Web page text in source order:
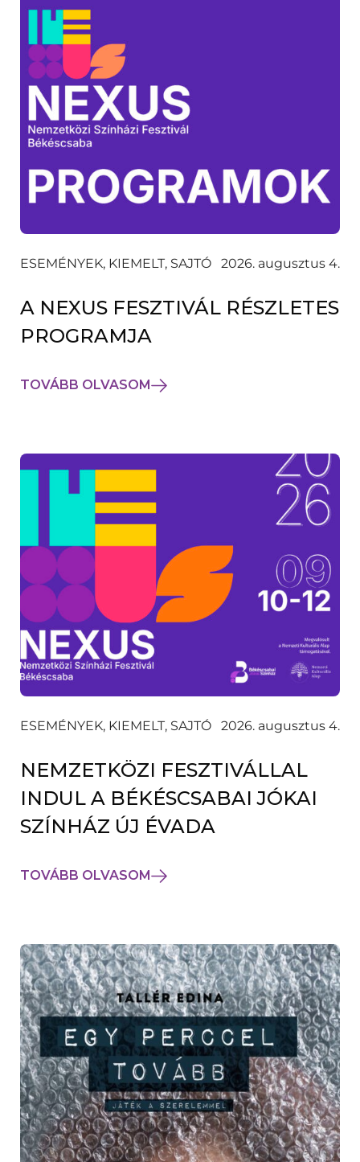
ESEMÉNYEK, KIEMELT, SAJTÓ 2026. augusztus 4.
A NEXUS FESZTIVÁL RÉSZLETES
PROGRAMJA
TOVÁBB OLVASOM
ESEMÉNYEK, KIEMELT, SAJTÓ 2026. augusztus 4.
NEMZETKÖZI FESZTIVÁLLAL
INDUL A BÉKÉSCSABAI JÓKAI
SZÍNHÁZ ÚJ ÉVADA
TOVÁBB OLVASOM